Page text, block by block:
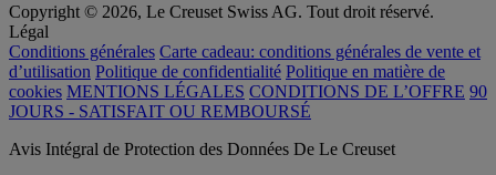
Copyright © 2026, Le Creuset Swiss AG. Tout droit réservé.
Légal
Conditions générales Carte cadeau: conditions générales de vente et
d’utilisation Politique de confidentialité Politique en matière de
cookies MENTIONS LÉGALES CONDITIONS DE L’OFFRE 90
JOURS - SATISFAIT OU REMBOURSÉ
Avis Intégral de Protection des Données De Le Creuset